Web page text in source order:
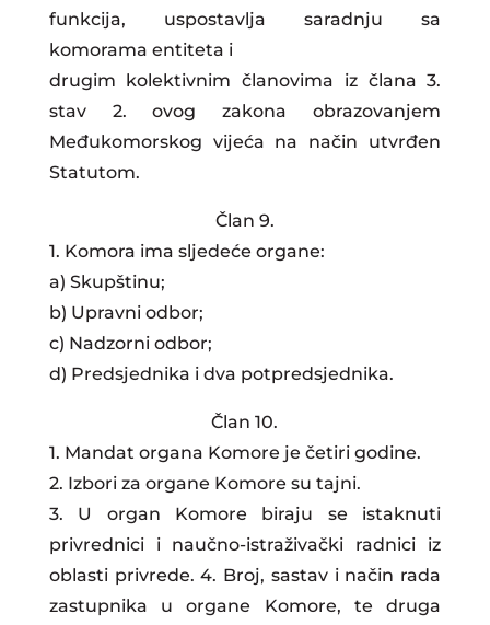
funkcija, uspostavlja saradnju sa
komorama entiteta i
drugim kolektivnim članovima iz člana 3.
stav 2. ovog zakona obrazovanjem
Međukomorskog vijeća na način utvrđen
Statutom.
Član 9.
1. Komora ima sljedeće organe:
a) Skupštinu;
b) Upravni odbor;
c) Nadzorni odbor;
d) Predsjednika i dva potpredsjednika.
Član 10.
1. Mandat organa Komore je četiri godine.
2. Izbori za organe Komore su tajni.
3. U organ Komore biraju se istaknuti
privrednici i naučno-istraživački radnici iz
oblasti privrede. 4. Broj, sastav i način rada
zastupnika u organe Komore, te druga